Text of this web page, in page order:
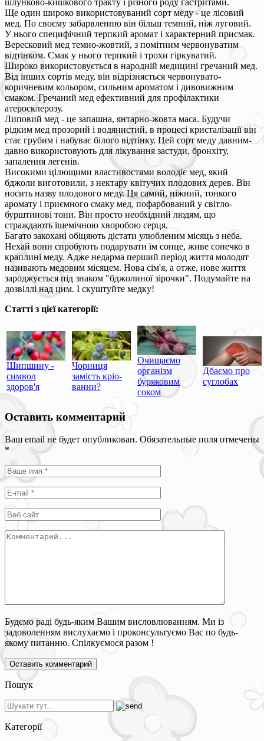
Ще один широко використовуваний сорт меду - це лісовий
мед. По своєму забарвленню він більш темний, ніж луговий.
У нього специфічний терпкий аромат і характерний присмак.
Вересковий мед темно-жовтий, з помітним червонуватим
відтінком. Смак у нього терпкий і трохи гіркуватий.
Широко використовується в народній медицині гречаний мед.
Від інших сортів меду, він відрізняється червонувато-
коричневим кольором, сильним ароматом і дивовижним
смаком. Гречаний мед ефективний для профілактики
атеросклерозу.
Липовий мед - це запашна, янтарно-жовта маса. Будучи
рідким мед прозорий і водянистий, в процесі кристалізації він
стає грубим і набуває білого відтінку. Цей сорт меду давним-
давно використовують для лікування застуди, бронхіту,
запалення легенів.
Високими цілющими властивостями володіє мед, який
бджоли виготовили, з нектару квітучих плодових дерев. Він
носить назву плодового меду. Ця самий, ніжний, тонкого
аромату і приємного смаку мед, пофарбований у світло-
бурштинові тони. Він просто необхідний людям, що
страждають ішемічною хворобою серця.
Багато закохані обіцяють дістати улюбленим місяць з неба.
Нехай вони спробують подарувати їм сонце, живе сонечко в
краплині меду. Адже недарма перший період життя молодят
називають медовим місяцем. Нова сім'я, а отже, нове життя
зароджується під знаком "бджолиної зірочки". Подумайте на
дозвіллі над цим. І скуштуйте медку!
Статті з цієї категорії:
Шипшину -
символ
здоров'я
Чорниця
замість кріо-
ванни?
Очищаємо
організм
буряковим
соком
Дбаємо про
суглобах
Оставить комментарий
Ваш email не будет опубликован. Обязательные поля отмечены
*
Будемо раді будь-яким Вашим висловлюванням. Ми із
задоволенням вислухаємо і проконсультуємо Вас по будь-
якому питанню. Спілкуємося разом !
Пошук
Категорії